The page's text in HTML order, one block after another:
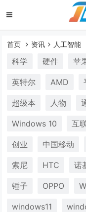
首页 资讯 人工智能
科学 硬件 苹
英特尔 AMD
超级本 人物
Windows 10 互
创业 中国移动
索尼 HTC 诺
锤子 OPPO
windows11